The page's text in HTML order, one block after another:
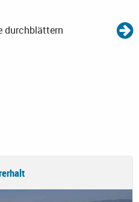
durchblättern